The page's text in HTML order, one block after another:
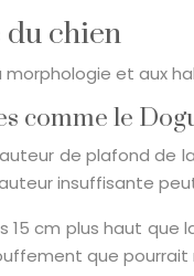
chien
et aux
comme le
de plafond
insuffisante
cm plus haut
que